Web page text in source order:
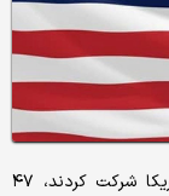
از میان پاسخ‌دهندگانی که در نظرسنجی بانک امریکا شرکت کردند، ۴۷